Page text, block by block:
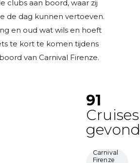
clubs aan boord, waar zij
de dag kunnen vertoeven.
en oud wat wils en hoeft
te kort te komen tijdens
van Carnival Firenze.